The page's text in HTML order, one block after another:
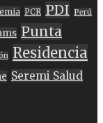
PCR PDI Perú
Punta
Residencia
Seremi Salud